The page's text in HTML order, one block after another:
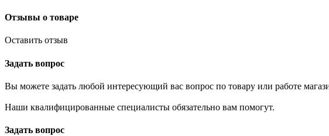
Отзывы о товаре
Оставить отзыв
Задать вопрос
Вы можете задать любой интересующий вас вопрос по товару или работе
Наши квалифицированные специалисты обязательно вам помогут.
Задать вопрос